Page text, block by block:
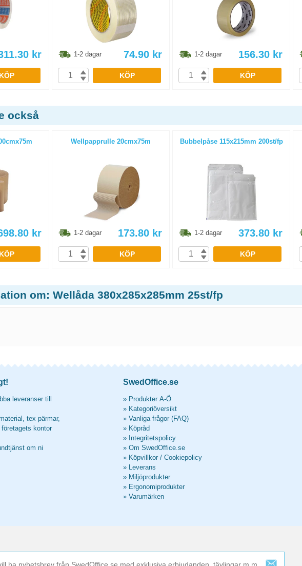
kr
KÖP
1-2 dagar 74.90 kr
KÖP
1-2 dagar 156.30 kr
KÖP
också
kr
KÖP
Wellpapprulle 20cmx75m
1-2 dagar 173.80 kr
KÖP
Bubbelpåse 115x215mm 200st/fp
1-2 dagar 373.80 kr
KÖP
om: Wellåda 380x285x285mm 25st/fp
leveranser till
tex pärmar,
kontor
om ni
SwedOffice.se
» Produkter A-Ö
» Kategoriöversikt
» Vanliga frågor (FAQ)
» Köpråd
» Integritetspolicy
» Om SwedOffice.se
» Köpvillkor / Cookiepolicy
» Leverans
» Miljöprodukter
» Ergonomiprodukter
» Varumärken